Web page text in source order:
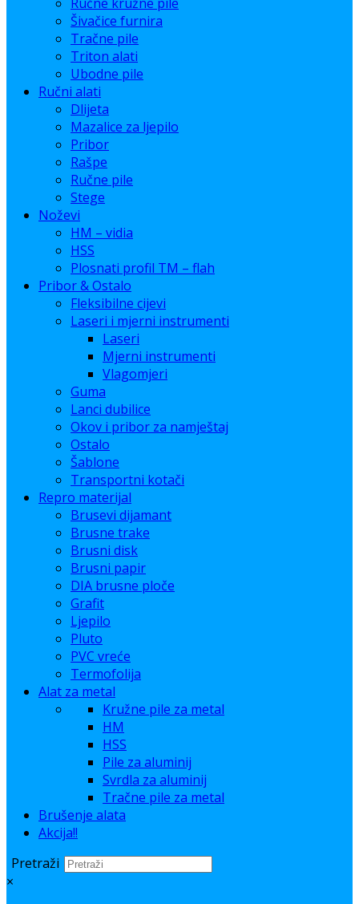
Šivačice furnira
Tračne pile
Triton alati
Ubodne pile
Ručni alati
Dlijeta
Mazalice za ljepilo
Pribor
Rašpe
Ručne pile
Stege
Noževi
HM – vidia
HSS
Plosnati profil TM – flah
Pribor & Ostalo
Fleksibilne cijevi
Laseri i mjerni instrumenti
Laseri
Mjerni instrumenti
Vlagomjeri
Guma
Lanci dubilice
Okov i pribor za namještaj
Ostalo
Šablone
Transportni kotači
Repro materijal
Brusevi dijamant
Brusne trake
Brusni disk
Brusni papir
DIA brusne ploče
Grafit
Ljepilo
Pluto
PVC vreće
Termofolija
Alat za metal
Kružne pile za metal
HM
HSS
Pile za aluminij
Svrdla za aluminij
Tračne pile za metal
Brušenje alata
Akcija!!
Pretraži
×